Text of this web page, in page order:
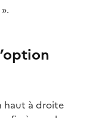
».
haut à droite